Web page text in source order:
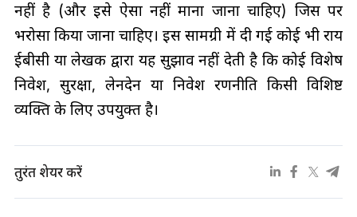
नहीं है (और इसे ऐसा नहीं माना जाना चाहिए) जिस पर
भरोसा किया जाना चाहिए। इस सामग्री में दी गई कोई भी राय
ईबीसी या लेखक द्वारा यह सुझाव नहीं देती है कि कोई विशेष
निवेश, सुरक्षा, लेनदेन या निवेश रणनीति किसी विशिष्ट
व्यक्ति के लिए उपयुक्त है।
तुरंत शेयर करें